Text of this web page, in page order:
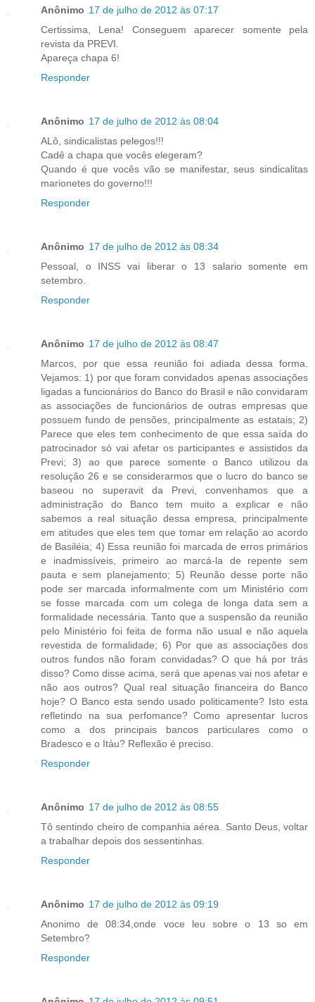
Anônimo 17 de julho de 2012 às 07:17
Certissima, Lena! Conseguem aparecer somente pela
revista da PREVI.
Apareça chapa 6!
Responder
Anônimo 17 de julho de 2012 às 08:04
ALô, sindicalistas pelegos!!!
Cadê a chapa que vocês elegeram?
Quando é que vocês vão se manifestar, seus sindicalitas
marionetes do governo!!!
Responder
Anônimo 17 de julho de 2012 às 08:34
Pessoal, o INSS vai liberar o 13 salario somente em
setembro.
Responder
Anônimo 17 de julho de 2012 às 08:47
Marcos, por que essa reunião foi adiada dessa forma.
Vejamos: 1) por que foram convidados apenas associações
ligadas a funcionários do Banco do Brasil e não convidaram
as associações de funcionários de outras empresas que
possuem fundo de pensões, principalmente as estatais; 2)
Parece que eles tem conhecimento de que essa saída do
patrocinador só vai afetar os participantes e assistidos da
Previ; 3) ao que parece somente o Banco utilizou da
resolução 26 e se considerarmos que o lucro do banco se
baseou no superavit da Previ, convenhamos que a
administração do Banco tem muito a explicar e não
sabemos a real situação dessa empresa, principalmente
em atitudes que eles tem que tomar em relação ao acordo
de Basiléia; 4) Essa reunião foi marcada de erros primários
e inadmissíveis, primeiro ao marcá-la de repente sem
pauta e sem planejamento; 5) Reunão desse porte não
pode ser marcada informalmente com um Ministério com
se fosse marcada com um colega de longa data sem a
formalidade necessária. Tanto que a suspensão da reunião
pelo Ministério foi feita de forma não usual e não aquela
revestida de formalidade; 6) Por que as associações dos
outros fundos não foram convidadas? O que há por trás
disso? Como disse acima, será que apenas vai nos afetar e
não aos outros? Qual real situação financeira do Banco
hoje? O Banco esta sendo usado politicamente? Isto esta
refletindo na sua perfomance? Como apresentar lucros
como a dos principais bancos particulares como o
Bradesco e o Itáu? Reflexão é preciso.
Responder
Anônimo 17 de julho de 2012 às 08:55
Tô sentindo cheiro de companhia aérea. Santo Deus, voltar
a trabalhar depois dos sessentinhas.
Responder
Anônimo 17 de julho de 2012 às 09:19
Anonimo de 08:34,onde voce leu sobre o 13 so em
Setembro?
Responder